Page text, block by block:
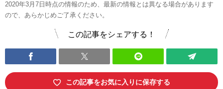
2020年3月7日時点の情報のため、最新の情報とは異なる場合があります
ので、あらかじめご了承ください。
この記事をシェアする！
この記事をお気に入りに保存する